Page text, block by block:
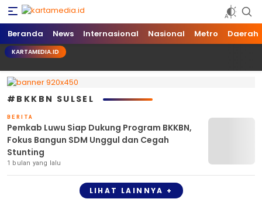
kartamedia.id
Jujur Mengabari
Beranda News Internasional Nasional Metro Daerah
KARTAMEDIA.ID
#BKKBN SULSEL
BERITA
Pemkab Luwu Siap Dukung Program BKKBN,
Fokus Bangun SDM Unggul dan Cegah
Stunting
1 bulan yang lalu
LIHAT LAINNYA +